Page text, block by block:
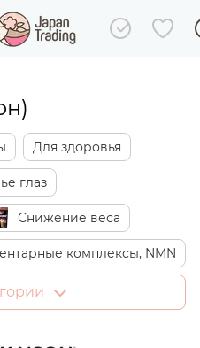
Для здоровья
глаз
Снижение веса
комплексы, NMN